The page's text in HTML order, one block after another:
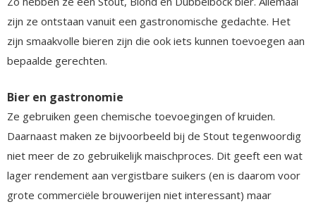
zijn ze ontstaan vanuit een gastronomische gedachte. Het
zijn smaakvolle bieren zijn die ook iets kunnen toevoegen aan
bepaalde gerechten.
Bier en gastronomie
Ze gebruiken geen chemische toevoegingen of kruiden.
Daarnaast maken ze bijvoorbeeld bij de Stout tegenwoordig
niet meer de zo gebruikelijk maischproces. Dit geeft een wat
lager rendement aan vergistbare suikers (en is daarom voor
grote commerciële brouwerijen niet interessant) maar